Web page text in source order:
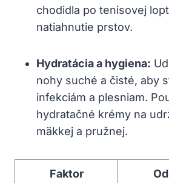
chodidla po tenisovej
natiahnutie prstov.
Hydratácia a hygiena:
nohy suché a čisté, aby
infekciám a plesniam.
hydratačné krémy na
mäkkej a pružnej.
Faktor